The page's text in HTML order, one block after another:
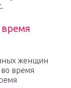
женщин
время